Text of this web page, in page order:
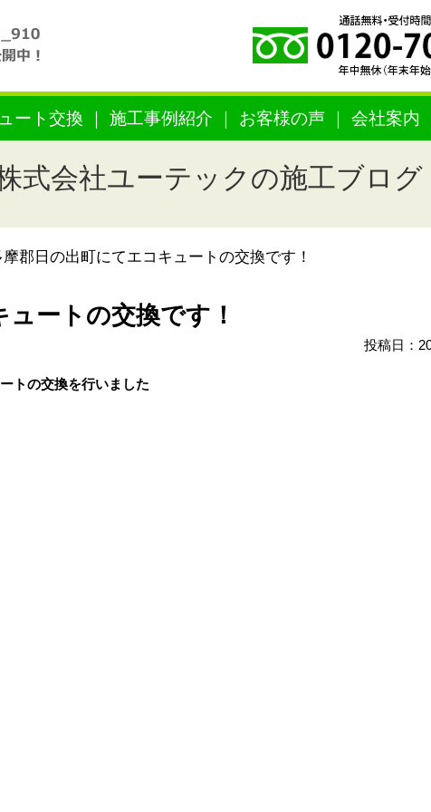
ート交換 施工事例紹介 お客様の声 会社案内
式会社ユーテックの施工ブログ
郡日の出町にてエコキュートの交換です！
ートの交換です！
投稿日：
トの交換を行いました